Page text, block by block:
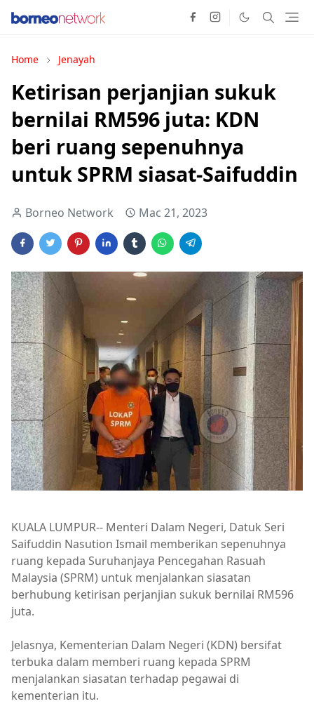
Home Jenayah
Ketirisan perjanjian sukuk
bernilai RM596 juta: KDN
beri ruang sepenuhnya
untuk SPRM siasat-Saifuddin
Borneo Network Mac 21, 2023
KUALA LUMPUR-- Menteri Dalam Negeri, Datuk Seri
Saifuddin Nasution Ismail memberikan sepenuhnya
ruang kepada Suruhanjaya Pencegahan Rasuah
Malaysia (SPRM) untuk menjalankan siasatan
berhubung ketirisan perjanjian sukuk bernilai RM596
juta.
Jelasnya, Kementerian Dalam Negeri (KDN) bersifat
terbuka dalam memberi ruang kepada SPRM
menjalankan siasatan terhadap pegawai di
kementerian itu.